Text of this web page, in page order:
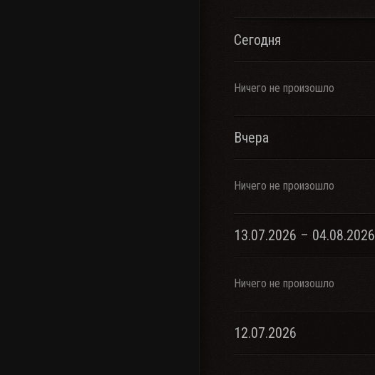
Сегодня
Ничего не произошло
Вчера
Ничего не произошло
13.07.2026 – 04.08.2026
Ничего не произошло
12.07.2026